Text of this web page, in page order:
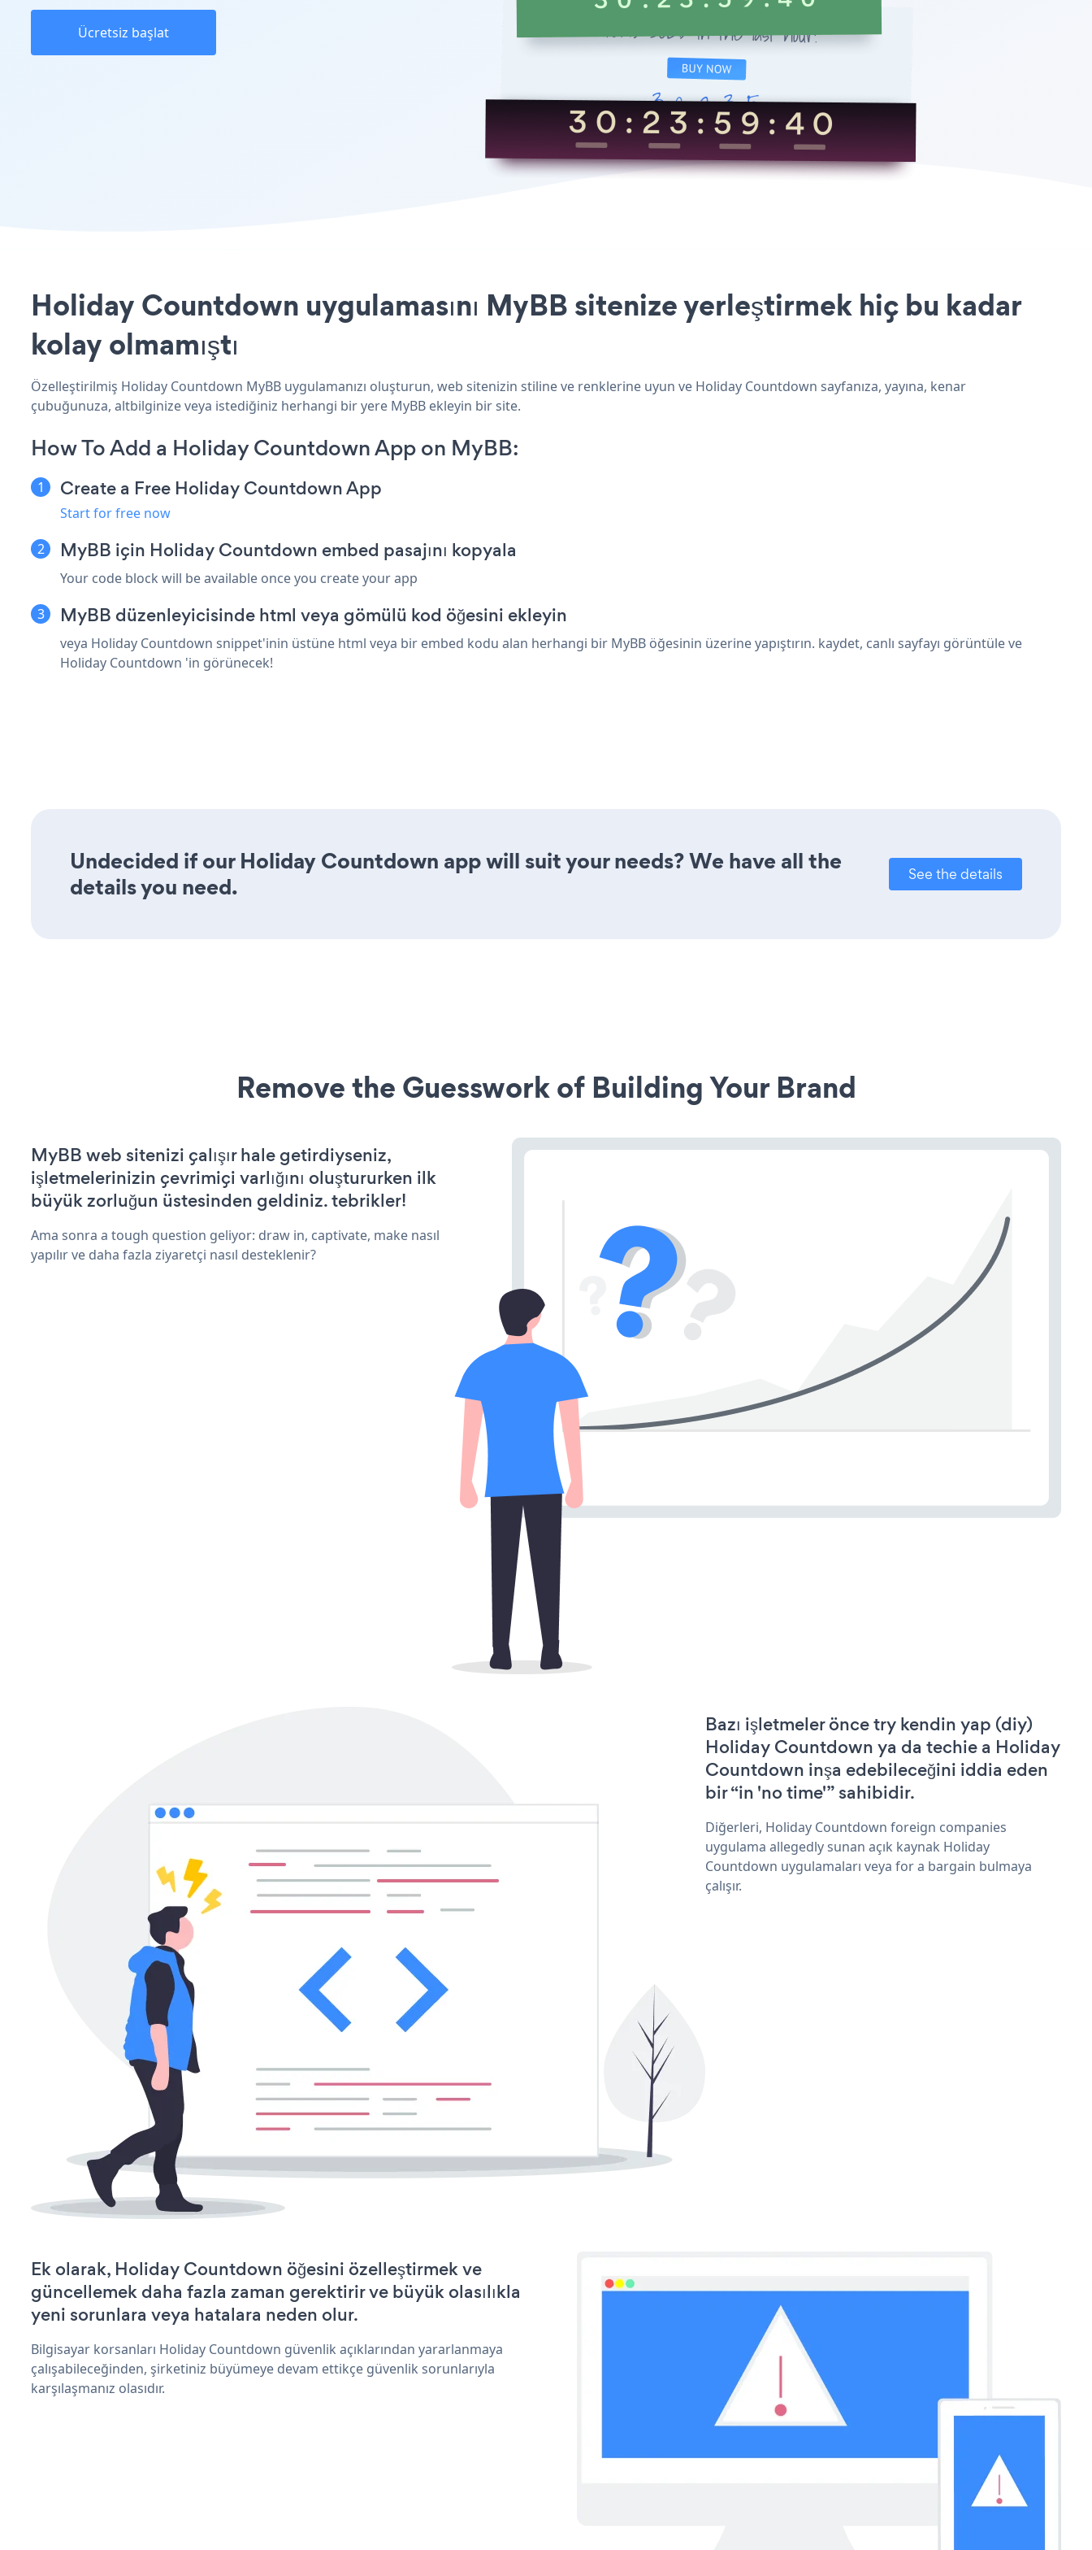
Ücretsiz başlat
Holiday Countdown uygulamasını MyBB sitenize yerleştirmek hiç bu kadar
kolay olmamıştı
Özelleştirilmiş Holiday Countdown MyBB uygulamanızı oluşturun, web sitenizin stiline ve renklerine uyun ve Holiday Countdown sayfanıza, yayına, kenar
çubuğunuza, altbilginize veya istediğiniz herhangi bir yere MyBB ekleyin bir site.
How To Add a Holiday Countdown App on MyBB:
Create a Free Holiday Countdown App
Start for free now
MyBB için Holiday Countdown embed pasajını kopyala
Your code block will be available once you create your app
MyBB düzenleyicisinde html veya gömülü kod öğesini ekleyin
veya Holiday Countdown snippet'inin üstüne html veya bir embed kodu alan herhangi bir MyBB öğesinin üzerine yapıştırın. kaydet, canlı sayfayı görüntüle ve
Holiday Countdown 'in görünecek!
Undecided if our Holiday Countdown app will suit your needs? We have all the
details you need.
See the details
Remove the Guesswork of Building Your Brand
MyBB web sitenizi çalışır hale getirdiyseniz,
işletmelerinizin çevrimiçi varlığını oluştururken ilk
büyük zorluğun üstesinden geldiniz. tebrikler!
Ama sonra a tough question geliyor: draw in, captivate, make nasıl
yapılır ve daha fazla ziyaretçi nasıl desteklenir?
Bazı işletmeler önce try kendin yap (diy)
Holiday Countdown ya da techie a Holiday
Countdown inşa edebileceğini iddia eden
bir “in 'no time'” sahibidir.
Diğerleri, Holiday Countdown foreign companies
uygulama allegedly sunan açık kaynak Holiday
Countdown uygulamaları veya for a bargain bulmaya
çalışır.
Ek olarak, Holiday Countdown öğesini özelleştirmek ve
güncellemek daha fazla zaman gerektirir ve büyük olasılıkla
yeni sorunlara veya hatalara neden olur.
Bilgisayar korsanları Holiday Countdown güvenlik açıklarından yararlanmaya
çalışabileceğinden, şirketiniz büyümeye devam ettikçe güvenlik sorunlarıyla
karşılaşmanız olasıdır.